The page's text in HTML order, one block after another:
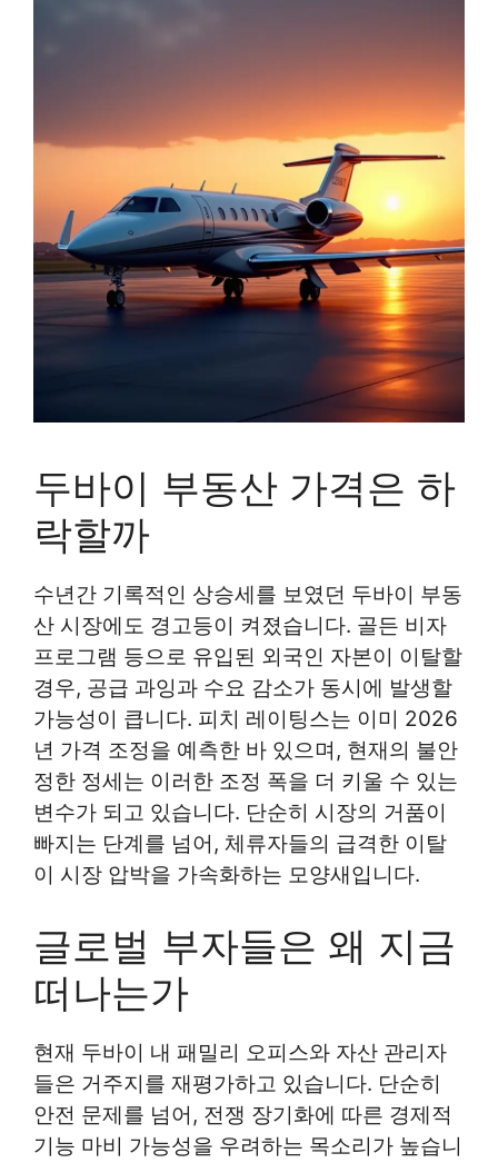
두바이 부동산 가격은 하
락할까
수년간 기록적인 상승세를 보였던 두바이 부동
산 시장에도 경고등이 켜졌습니다. 골든 비자
프로그램 등으로 유입된 외국인 자본이 이탈할
경우, 공급 과잉과 수요 감소가 동시에 발생할
가능성이 큽니다. 피치 레이팅스는 이미 2026
년 가격 조정을 예측한 바 있으며, 현재의 불안
정한 정세는 이러한 조정 폭을 더 키울 수 있는
변수가 되고 있습니다. 단순히 시장의 거품이
빠지는 단계를 넘어, 체류자들의 급격한 이탈
이 시장 압박을 가속화하는 모양새입니다.
글로벌 부자들은 왜 지금
떠나는가
현재 두바이 내 패밀리 오피스와 자산 관리자
들은 거주지를 재평가하고 있습니다. 단순히
안전 문제를 넘어, 전쟁 장기화에 따른 경제적
기능 마비 가능성을 우려하는 목소리가 높습니